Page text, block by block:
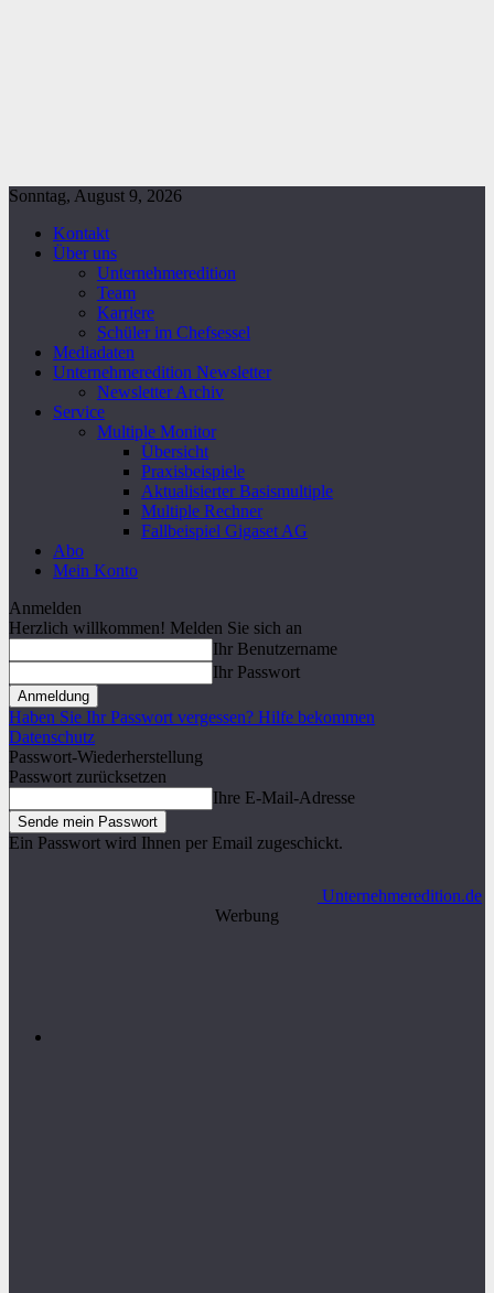
Sonntag, August 9, 2026
Kontakt
Über uns
Unternehmeredition
Team
Karriere
Schüler im Chefsessel
Mediadaten
Unternehmeredition Newsletter
Newsletter Archiv
Service
Multiple Monitor
Übersicht
Praxisbeispiele
Aktualisierter Basismultiple
Multiple Rechner
Fallbeispiel Gigaset AG
Abo
Mein Konto
Anmelden
Herzlich willkommen! Melden Sie sich an
Ihr Benutzername
Ihr Passwort
Haben Sie Ihr Passwort vergessen? Hilfe bekommen
Datenschutz
Passwort-Wiederherstellung
Passwort zurücksetzen
Ihre E-Mail-Adresse
Ein Passwort wird Ihnen per Email zugeschickt.
Unternehmeredition.de
Werbung